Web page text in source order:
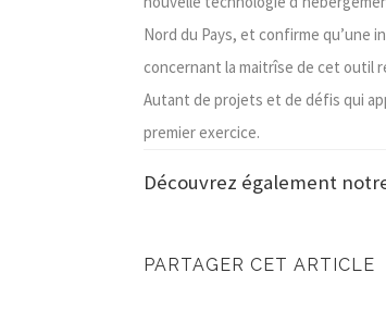
Nord du Pays, et confirme qu’une
concernant la maitrîse de cet outil
Autant de projets et de défis qui
premier exercice.
Découvrez également
PARTAGER CET ARTICLE